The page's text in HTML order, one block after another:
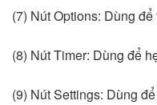
(7) Nút Options: Dùng
(8) Nút Timer: Dùng để
(9) Nút Settings: Dùng